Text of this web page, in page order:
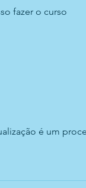
fazer o curso
é um